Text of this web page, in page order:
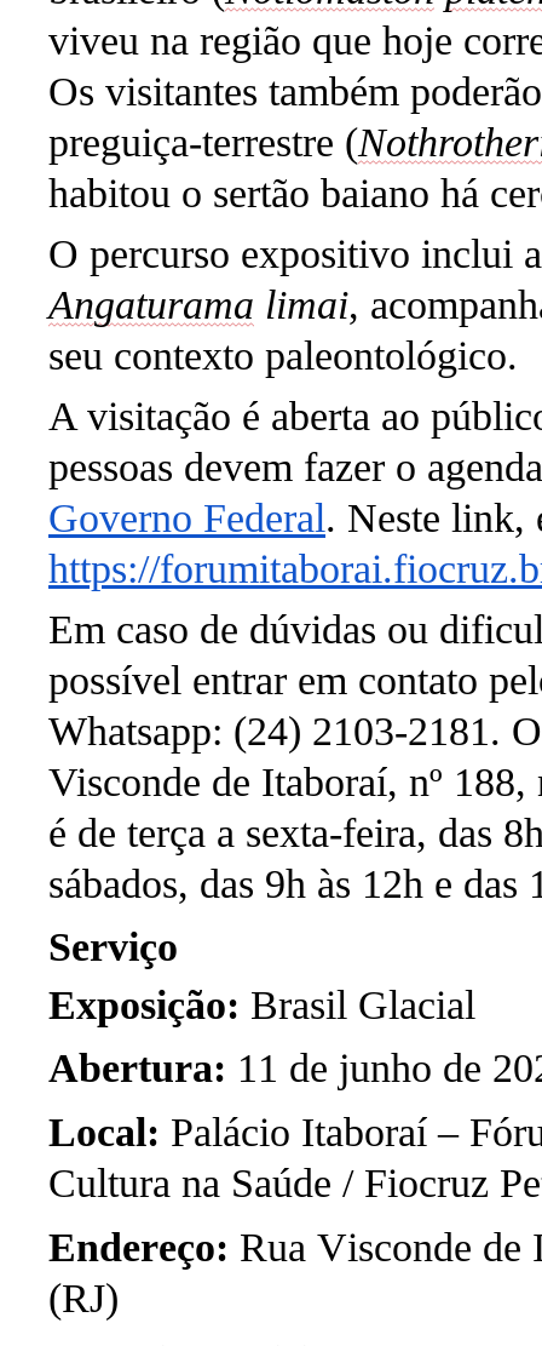
viveu na região que hoje
Os visitantes também
preguiça-terrestre (
habitou o sertão baiano há
O percurso expositivo inclui
Angaturama limai,
seu contexto paleontológico.
A visitação é aberta ao
pessoas devem fazer o
Governo Federal. Neste link,
https://
Em caso de dúvidas ou
possível entrar em contato
Whatsapp: (24) 2103-2181.
Visconde de Itaboraí, nº
é de terça a sexta-feira, das
sábados, das 9h às 12h e das
Serviço
Exposição: Brasil Glacial
Abertura: 11 de junho de
Local: Palácio Itaboraí –
Cultura na Saúde / Fiocruz
Endereço: Rua Visconde de
(RJ)